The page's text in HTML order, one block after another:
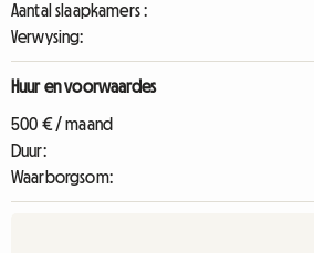
Aantal slaapkamers :
Verwysing:
Huur en voorwaardes
500 € / maand
Duur:
Waarborgsom: